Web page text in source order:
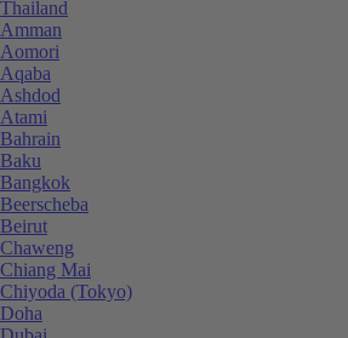
Thailand
Amman
Aomori
Aqaba
Ashdod
Atami
Bahrain
Baku
Bangkok
Beerscheba
Beirut
Chaweng
Chiang Mai
Chiyoda (Tokyo)
Doha